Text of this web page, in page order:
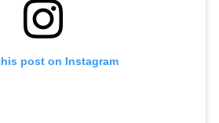
post on Instagram